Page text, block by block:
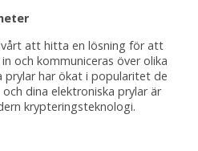
att hitta en lösning för att
och kommuniceras över olika
har ökat i popularitet de
dina elektroniska prylar är
krypteringsteknologi.